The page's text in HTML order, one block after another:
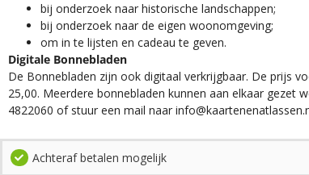
​bij onderzoek naar historische landschappen;
bij onderzoek naar de eigen woonomgeving;
om in te lijsten en cadeau te geven.
Digitale Bonnebladen
De Bonnebladen zijn ook digitaal verkrijgbaar. De prijs
25,00. Meerdere bonnebladen kunnen aan elkaar gezet
4822060 of stuur een mail naar
Achteraf betalen mogelijk